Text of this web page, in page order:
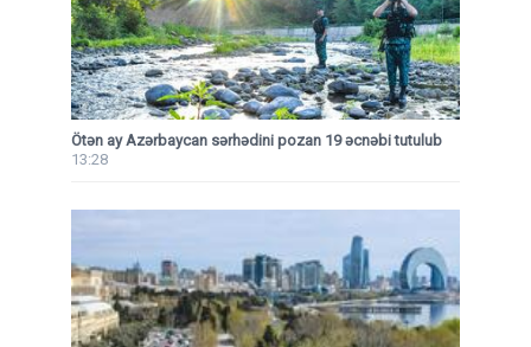
Ötən ay Azərbaycan sərhədini pozan 19 əcnəbi tutulub
13:28